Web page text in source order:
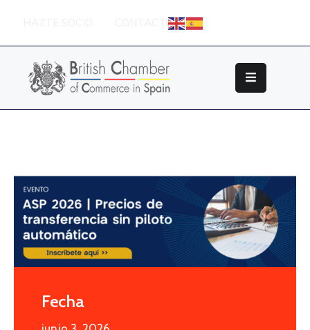
CONTACTO
Sobre
British
Chamber
Eventos
Grupos
De
Trabajo
Nuestros
Fecha